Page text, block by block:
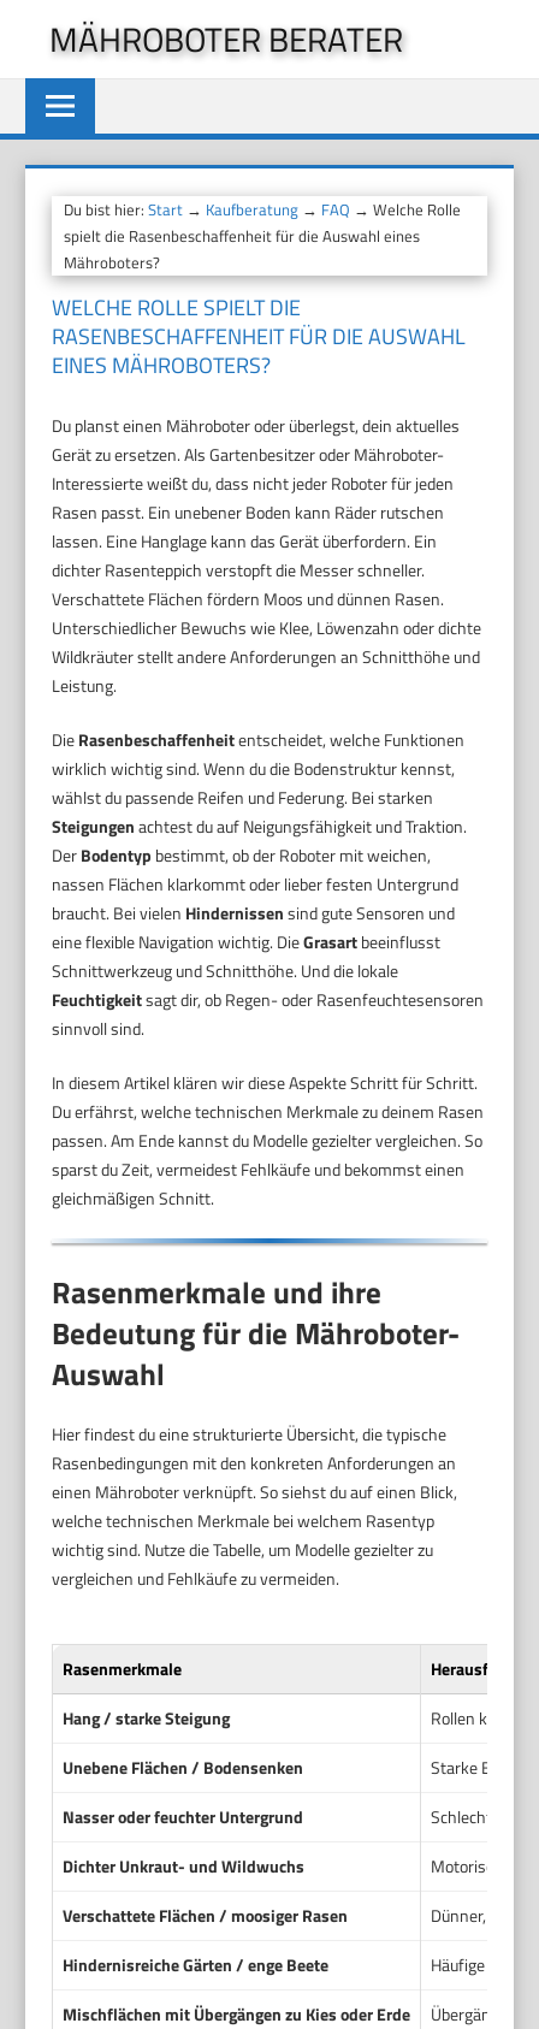
springen
MÄHROBOTER BERATER
Du bist hier:Start → Kaufberatung → FAQ → Welche Rolle
spielt die Rasenbeschaffenheit für die Auswahl eines
Mähroboters?
WELCHE ROLLE SPIELT DIE
RASENBESCHAFFENHEIT FÜR DIE AUSWAHL
EINES MÄHROBOTERS?
Du planst einen Mähroboter oder überlegst, dein aktuelles
Gerät zu ersetzen. Als Gartenbesitzer oder Mähroboter-
Interessierte weißt du, dass nicht jeder Roboter für jeden
Rasen passt. Ein unebener Boden kann Räder rutschen
lassen. Eine Hanglage kann das Gerät überfordern. Ein
dichter Rasenteppich verstopft die Messer schneller.
Verschattete Flächen fördern Moos und dünnen Rasen.
Unterschiedlicher Bewuchs wie Klee, Löwenzahn oder dichte
Wildkräuter stellt andere Anforderungen an Schnitthöhe und
Leistung.
DieRasenbeschaffenheitentscheidet, welche Funktionen
wirklich wichtig sind. Wenn du die Bodenstruktur kennst,
wählst du passende Reifen und Federung. Bei starken
Steigungenachtest du auf Neigungsfähigkeit und Traktion.
DerBodentyp bestimmt, ob der Roboter mit weichen,
nassen Flächen klarkommt oder lieber festen Untergrund
braucht. Bei vielen Hindernissensind gute Sensoren und
eine flexible Navigation wichtig. DieGrasartbeeinflusst
Schnittwerkzeug und Schnitthöhe. Und die lokale
Feuchtigkeitsagt dir, ob Regen- oder Rasenfeuchtesensoren
sinnvoll sind.
In diesem Artikel klären wir diese Aspekte Schritt für Schritt.
Du erfährst, welche technischen Merkmale zu deinem Rasen
passen. Am Ende kannst du Modelle gezielter vergleichen. So
sparst du Zeit, vermeidest Fehlkäufe und bekommst einen
gleichmäßigen Schnitt.
Rasenmerkmale und ihre
Bedeutung für die Mähroboter-
Auswahl
Hier findest du eine strukturierte Übersicht, die typische
Rasenbedingungen mit den konkreten Anforderungen an
einen Mähroboter verknüpft. So siehst du auf einen Blick,
welche technischen Merkmale bei welchem Rasentyp
wichtig sind. Nutze die Tabelle, um Modelle gezielter zu
vergleichen und Fehlkäufe zu vermeiden.
Rasenmerkmale
Hang / starke Steigung
Rollen
Unebene Flächen / Bodensenken
Starke
Nasser oder feuchter Untergrund
Schlechte
Dichter Unkraut- und Wildwuchs
Motorische
Verschattete Flächen / moosiger Rasen
Dünner,
Hindernisreiche Gärten / enge Beete
Häufige
Mischflächen mit Übergängen zu Kies oder Erde
Übergänge